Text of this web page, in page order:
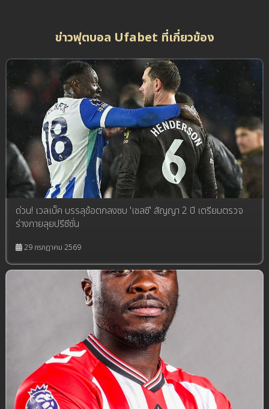
ข่าวฟุตบอล Ufabet ที่เกี่ยวข้อง
ด่วน! เวลเบ็ค บรรลุข้อตกลงซบ 'เชลซี' สัญญา 2 ปี เตรียมตรวจ
ร่างกายลุยปรีซีซั่น
29 กรกฎาคม 2569